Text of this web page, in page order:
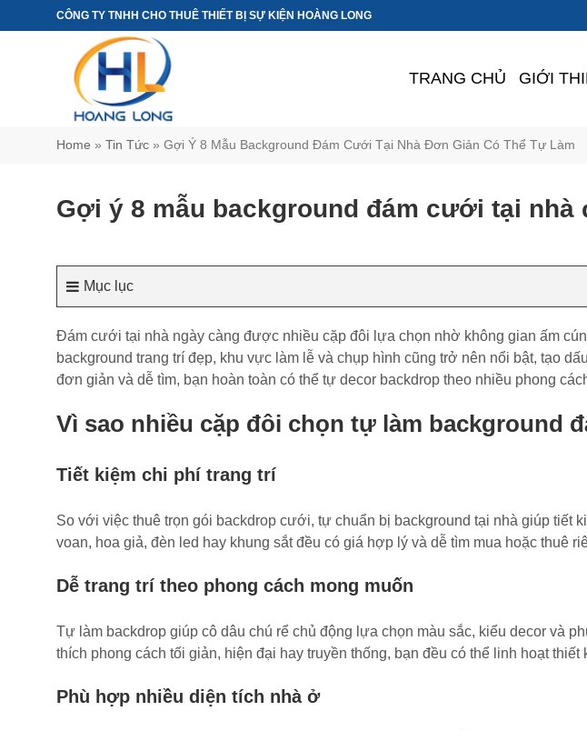
đến
CÔNG TY TNHH CHO THUÊ THIẾT BỊ SỰ KIỆN HOÀNG LONG
TRANG CHỦ GIỚI
Home » Tin Tức » Gợi Ý 8 Mẫu Background Đám Cưới Tại Nhà Đơn Giản Có Thể Tự Làm
Gợi ý 8 mẫu background đám cưới tại nhà
Mục lục
Đám cưới tại nhà ngày càng được nhiều cặp đôi lựa chọn nhờ không gian ấm
background trang trí đẹp, khu vực làm lễ và chụp hình cũng trở nên nổi bật, tạo
đơn giản và dễ tìm, bạn hoàn toàn có thể tự decor backdrop theo nhiều phong
Vì sao nhiều cặp đôi chọn tự làm background
Tiết kiệm chi phí trang trí
So với việc thuê trọn gói backdrop cưới, tự chuẩn bị background tại nhà giúp tiết
voan, hoa giả, đèn led hay khung sắt đều có giá hợp lý và dễ tìm mua hoặc thuê
Dễ trang trí theo phong cách mong muốn
Tự làm backdrop giúp cô dâu chú rể chủ động lựa chọn màu sắc, kiểu decor và
thích phong cách tối giản, hiện đại hay truyền thống, bạn đều có thể linh hoạt thiết
Phù hợp nhiều diện tích nhà ở